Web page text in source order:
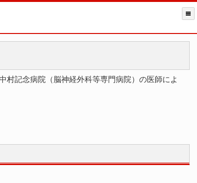
村記念病院（脳神経外科等専門病院）の医師によ